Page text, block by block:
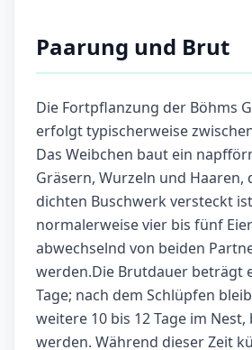
Paarung und Brut
Die Fortpflanzung der Böhms
erfolgt typischerweise
Das Weibchen baut ein
Gräsern, Wurzeln und Haaren,
dichten Buschwerk versteckt
normalerweise vier bis fünf
abwechselnd von beiden
werden.Die Brutdauer beträgt
Tage; nach dem Schlüpfen
weitere 10 bis 12 Tage im
werden. Während dieser Zeit